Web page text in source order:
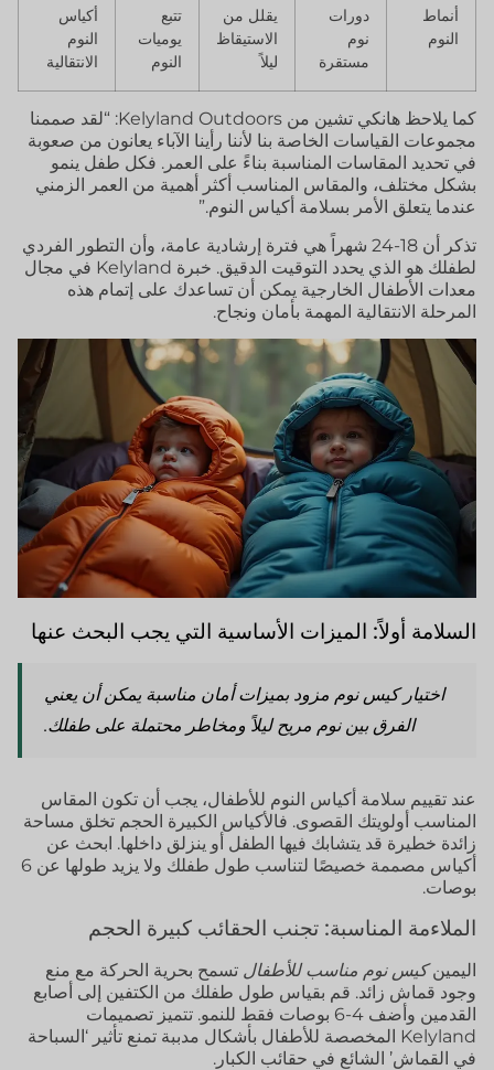
أنماط
النوم
دورات
نوم
مستقرة
يقلل من
الاستيقاظ
ليلاً
تتبع
يوميات
النوم
أكياس
النوم
الانتقالية
كما يلاحظ هانكي تشين من Kelyland Outdoors: “لقد صممنا
مجموعات القياسات الخاصة بنا لأننا رأينا الآباء يعانون من صعوبة
في تحديد المقاسات المناسبة بناءً على العمر. فكل طفل ينمو
بشكل مختلف، والمقاس المناسب أكثر أهمية من العمر الزمني
عندما يتعلق الأمر بسلامة أكياس النوم.”
تذكر أن 18-24 شهراً هي فترة إرشادية عامة، وأن التطور الفردي
لطفلك هو الذي يحدد التوقيت الدقيق. خبرة Kelyland في مجال
معدات الأطفال الخارجية يمكن أن تساعدك على إتمام هذه
المرحلة الانتقالية المهمة بأمان ونجاح.
السلامة أولاً: الميزات الأساسية التي يجب البحث عنها
اختيار كيس نوم مزود بميزات أمان مناسبة يمكن أن يعني
الفرق بين نوم مريح ليلاً ومخاطر محتملة على طفلك.
عند تقييم سلامة أكياس النوم للأطفال، يجب أن تكون المقاس
المناسب أولويتك القصوى. فالأكياس الكبيرة الحجم تخلق مساحة
زائدة خطيرة قد يتشابك فيها الطفل أو ينزلق داخلها. ابحث عن
أكياس مصممة خصيصًا لتناسب طول طفلك ولا يزيد طولها عن 6
بوصات.
الملاءمة المناسبة: تجنب الحقائب كبيرة الحجم
اليمينكيس نوم مناسب للأطفال تسمح بحرية الحركة مع منع
وجود قماش زائد. قم بقياس طول طفلك من الكتفين إلى أصابع
القدمين وأضف 4-6 بوصات فقط للنمو. تتميز تصميمات
Kelyland المخصصة للأطفال بأشكال مدببة تمنع تأثير ‘السباحة
في القماش’ الشائع في حقائب الكبار.